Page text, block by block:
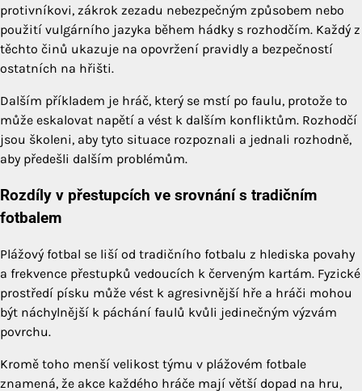
protivníkovi, zákrok zezadu nebezpečným způsobem nebo
použití vulgárního jazyka během hádky s rozhodčím. Každý z
těchto činů ukazuje na opovržení pravidly a bezpečností
ostatních na hřišti.
Dalším příkladem je hráč, který se mstí po faulu, protože to
může eskalovat napětí a vést k dalším konfliktům. Rozhodčí
jsou školeni, aby tyto situace rozpoznali a jednali rozhodně,
aby předešli dalším problémům.
Rozdíly v přestupcích ve srovnání s tradičním
fotbalem
Plážový fotbal se liší od tradičního fotbalu z hlediska povahy
a frekvence přestupků vedoucích k červeným kartám. Fyzické
prostředí písku může vést k agresivnější hře a hráči mohou
být náchylnější k páchání faulů kvůli jedinečným výzvám
povrchu.
Kromě toho menší velikost týmu v plážovém fotbale
znamená, že akce každého hráče mají větší dopad na hru,